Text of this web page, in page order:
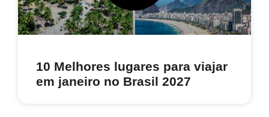
10 Melhores lugares para viajar
em janeiro no Brasil 2027